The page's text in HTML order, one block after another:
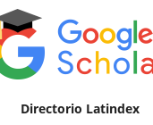
Directorio Latindex